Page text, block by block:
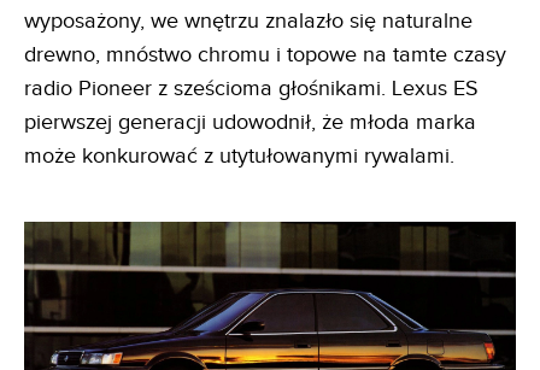
wyposażony, we wnętrzu znalazło się naturalne
drewno, mnóstwo chromu i topowe na tamte czasy
radio Pioneer z sześcioma głośnikami. Lexus ES
pierwszej generacji udowodnił, że młoda marka
może konkurować z utytułowanymi rywalami.